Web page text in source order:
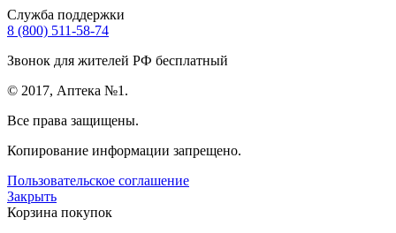
Служба поддержки
8 (800) 511-58-74
Звонок для жителей РФ бесплатный
© 2017, Аптека №1.
Все права защищены.
Копирование информации запрещено.
Пользовательское соглашение
Закрыть
Корзина покупок